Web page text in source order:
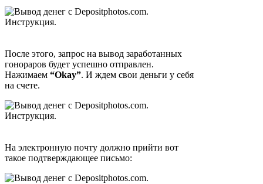
После этого, запрос на вывод заработанных
гонораров будет успешно отправлен.
Нажимаем “Okay”. И ждем свои деньги у себя
на счете.
На электронную почту должно прийти вот
такое подтверждающее письмо: